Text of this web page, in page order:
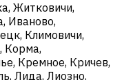
Житковичи,
Иваново,
Климовичи,
Корма,
Кремное, Кричев,
Лида, Лиозно,